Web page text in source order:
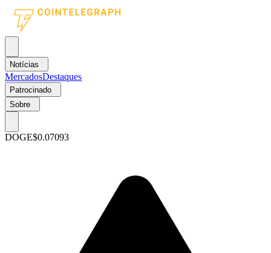
Notícias
MercadosDestaques
Patrocinado
Sobre
DOGE$0.07093